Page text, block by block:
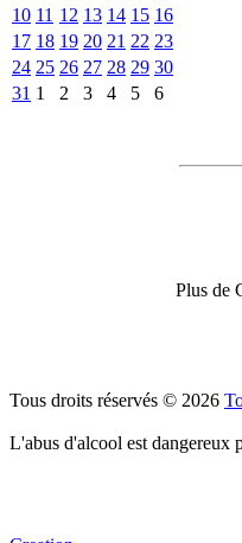
10 11 12 13 14 15 16
17 18 19 20 21 22 23
24 25 26 27 28 29 30
31 1 2 3 4 5 6
Plus de
Tous droits réservés © 2026
L'abus d'alcool est dangereux